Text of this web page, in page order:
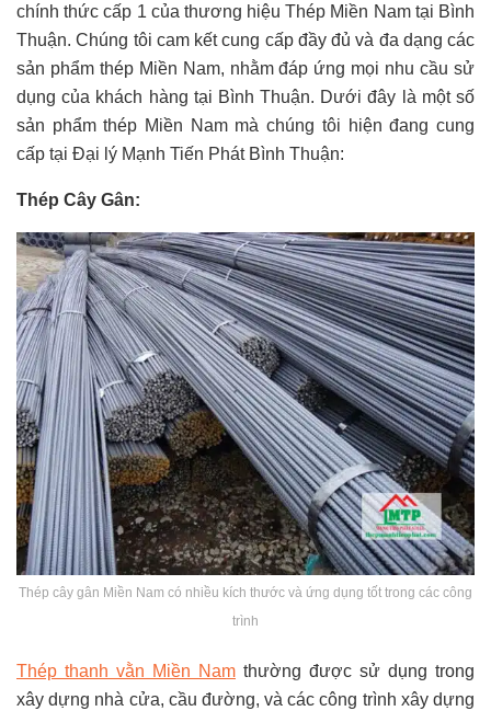
chính thức cấp 1 của thương hiệu Thép Miền Nam tại Bình
Thuận. Chúng tôi cam kết cung cấp đầy đủ và đa dạng các
sản phẩm thép Miền Nam, nhằm đáp ứng mọi nhu cầu sử
dụng của khách hàng tại Bình Thuận. Dưới đây là một số
sản phẩm thép Miền Nam mà chúng tôi hiện đang cung
cấp tại Đại lý Mạnh Tiến Phát Bình Thuận:
Thép Cây Gân:
Thép cây gân Miền Nam có nhiều kích thước và ứng dụng tốt trong các công
trình
Thép thanh vằn Miền Nam thường được sử dụng trong
xây dựng nhà cửa, cầu đường, và các công trình xây dựng